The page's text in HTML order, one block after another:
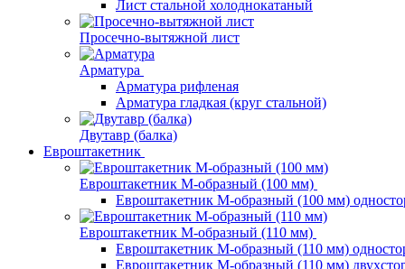
Лист стальной холоднокатаный
Просечно-вытяжной лист
Арматура
Арматура рифленая
Арматура гладкая (круг стальной)
Двутавр (балка)
Евроштакетник
Евроштакетник М-образный (100 мм)
Евроштакетник М-образный (100 мм)
Евроштакетник М-образный (110 мм)
Евроштакетник М-образный (110 мм)
Евроштакетник М-образный (110 мм)